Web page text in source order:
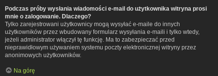
Podczas próby wysłania wiadomości e-mail do użytkownika witryna prosi
mnie o zalogowanie. Dlaczego?
Tylko zarejestrowani użytkownicy mogą wysyłać e-maile do innych
użytkowników przez wbudowany formularz wysyłania e-maili i tylko wtedy,
jeżeli administrator włączył tę funkcję. Ma to zabezpieczać przed
nieprawidłowym używaniem systemu poczty elektronicznej witryny przez
anonimowych użytkowników.
Na górę